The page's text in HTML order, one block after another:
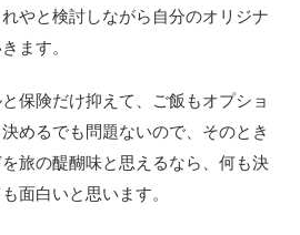
やと検討しながら自分のオリジナ
ます。
保険だけ抑えて、ご飯もオプショ
めるでも問題ないので、そのとき
旅の醍醐味と思えるなら、何も決
面白いと思います。